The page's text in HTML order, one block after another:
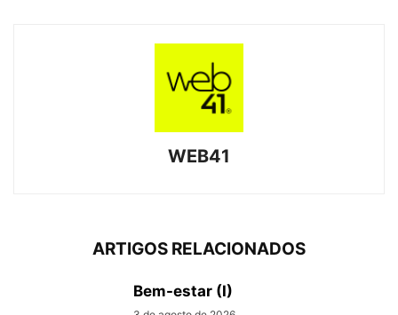
WEB41
ARTIGOS RELACIONADOS
Bem-estar (I)